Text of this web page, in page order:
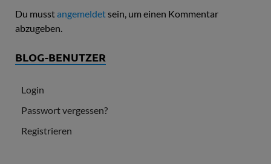
Du musstangemeldetsein, um einen Kommentar
abzugeben.
BLOG-BENUTZER
Login
Passwort vergessen?
Registrieren